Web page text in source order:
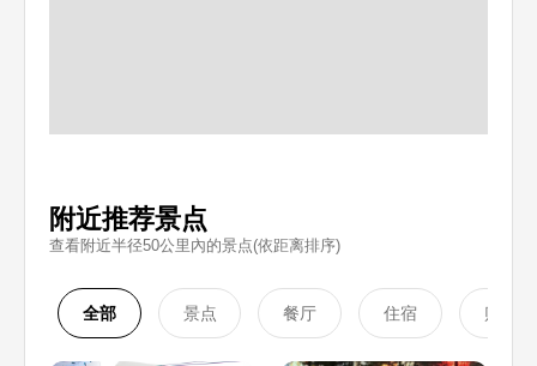
附近推荐景点
查看附近半径50公里內的景点(依距离排序)
全部 景点 餐厅 住宿 购物